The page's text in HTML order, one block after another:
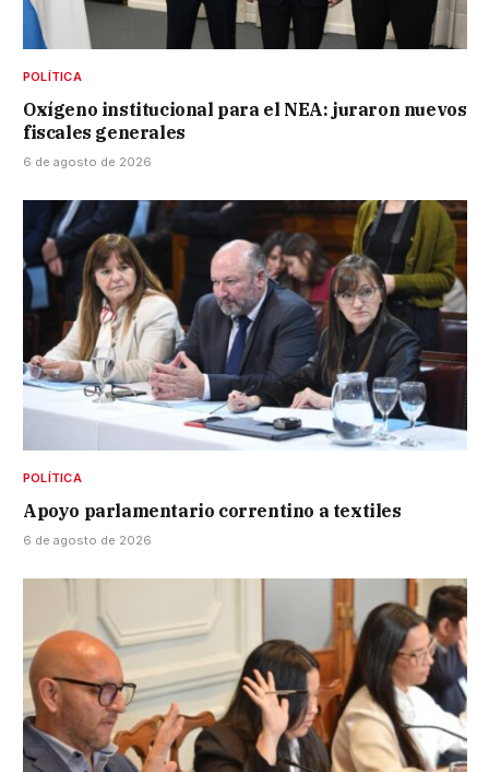
POLÍTICA
Oxígeno institucional para el NEA: juraron nuevos
fiscales generales
6 de agosto de 2026
POLÍTICA
Apoyo parlamentario correntino a textiles
6 de agosto de 2026